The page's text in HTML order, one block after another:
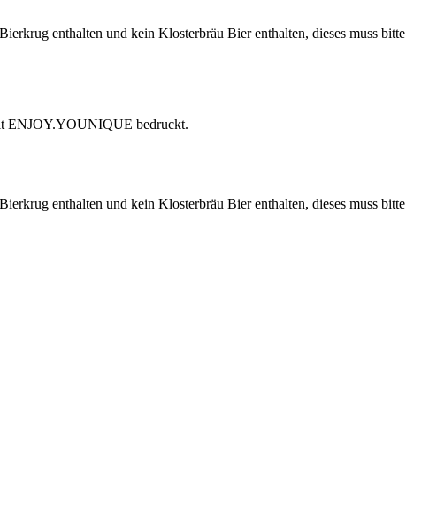
enthalten und kein Klosterbräu Bier enthalten, dieses muss bitte
ENJOY.YOUNIQUE bedruckt.
enthalten und kein Klosterbräu Bier enthalten, dieses muss bitte